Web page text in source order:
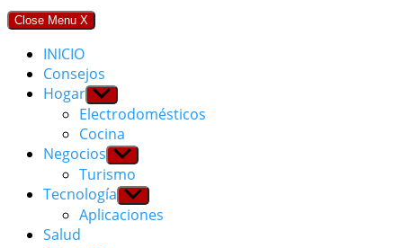
Close Menu X
INICIO
Consejos
Hogar Show
sub
menu
Electrodomésticos
Cocina
Negocios Show
sub
menu
Turismo
Tecnología Show
sub
menu
Aplicaciones
Salud